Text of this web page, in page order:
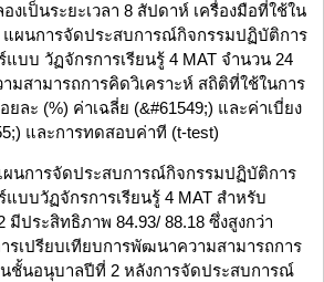
งเป็นระยะเวลา 8 สัปดาห์ เครื่องมือที่ใช้ใน
แผนการจัดประสบการณ์กิจกรรมปฏิบัติการ
บบ วัฏจักรการเรียนรู้ 4 MAT จำนวน 24
สามารถการคิดวิเคราะห์ สถิติที่ใช้ในการ
ละ (%) ค่าเฉลี่ย (&#61549;) และค่าเบี่ยง
และการทดสอบค่าที (t-test)
ผนการจัดประสบการณ์กิจกรรมปฏิบัติการ
บบวัฏจักรการเรียนรู้ 4 MAT สำหรับ
ประสิทธิภาพ 84.93/ 88.18 ซึ่งสูงกว่า
เปรียบเทียบการพัฒนาความสามารถการ
นชั้นอนุบาลปีที่ 2 หลังการจัดประสบการณ์